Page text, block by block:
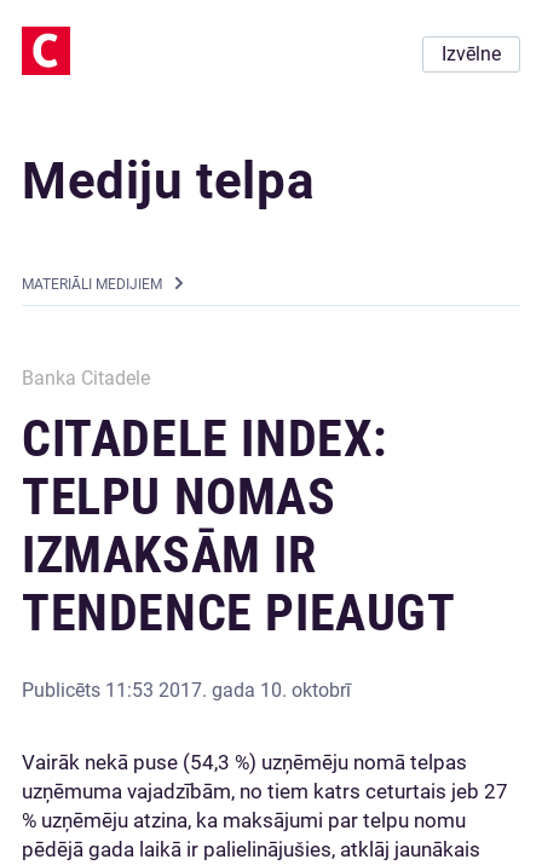
Izvēlne
Mediju telpa
MATERIĀLI MEDIJIEM
Banka Citadele
CITADELE INDEX:
TELPU NOMAS
IZMAKSĀM IR
TENDENCE PIEAUGT
Publicēts 11:53 2017. gada 10. oktobrī
Vairāk nekā puse (54,3 %) uzņēmēju nomā telpas
uzņēmuma vajadzībām, no tiem katrs ceturtais jeb 27
% uzņēmēju atzina, ka maksājumi par telpu nomu
pēdējā gada laikā ir palielinājušies, atklāj jaunākais